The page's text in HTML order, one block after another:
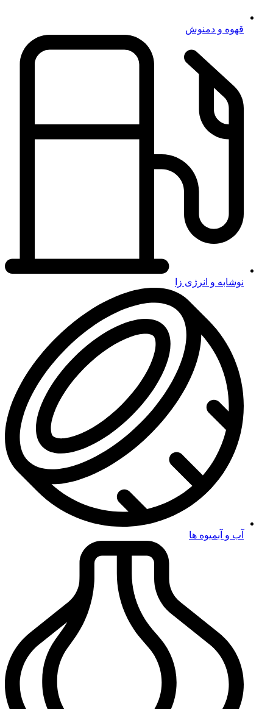
قهوه و دمنوش
نوشابه و انرژی زا
آب و آبمیوه ها